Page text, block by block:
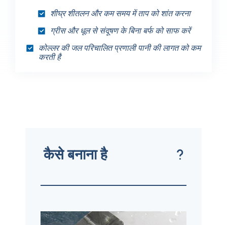
शीघ्र शीतलन और कम समय में ताप को शांत करना
ग्रीस और धूल से संदूषण के बिना बर्फ को साफ करें
कोल्लर की जल परिचालित प्रणाली पानी की लागत को कम
करती है
कैसे बनाना है ?